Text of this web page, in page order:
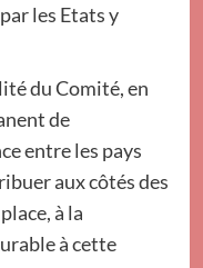
les Etats y
du Comité, en
de
entre les pays
aux côtés des
à la
à cette